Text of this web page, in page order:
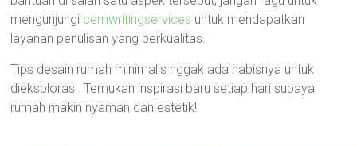
mengunjungi cemwritingservices untuk mendapatkan
layanan penulisan yang berkualitas.
Tips desain rumah minimalis nggak ada habisnya untuk
dieksplorasi. Temukan inspirasi baru setiap hari supaya
rumah makin nyaman dan estetik!